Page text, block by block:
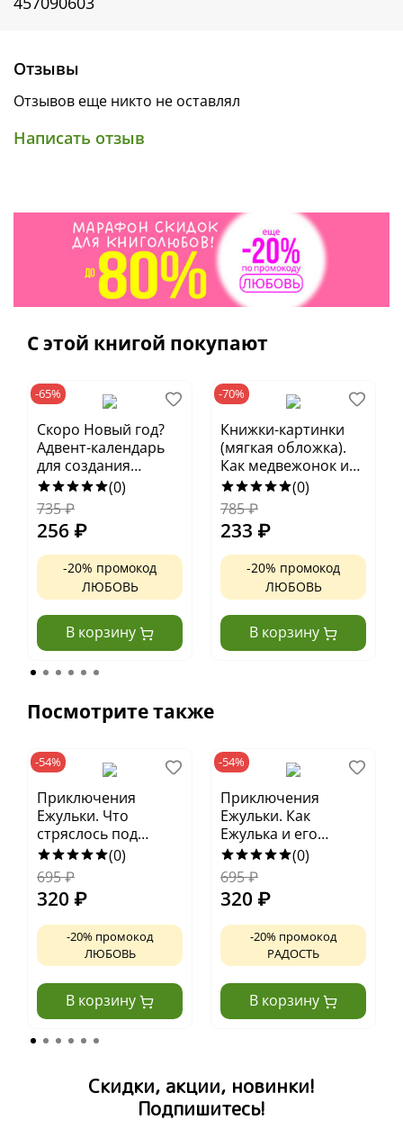
Добрая новогодняя сказка о дружбе и
взаимовыручке
Популярный детский автор Кристина М.
Батлер
Невероятные иллюстрации Тины Макнотон
Перевод Елены Фельдман
Милые герои
История, которую можно обсудить с ребенком
Поможет настроиться на праздничный лад
Замечательный подарок на Новый год и
Рождество
Отзывы
Отзывов еще никто не оставлял
Написать отзыв
С этой книгой покупают
-65%
Скоро Новый год?
Адвент-календарь
для создания
волшебной
атмосферы
(0)
735₽
256 ₽
-20% промокод
ЛЮБОВЬ
В корзину
-70%
Книжки-картинки
(мягкая обложка).
Как медвежонок и
его друзья
научились
мириться
(0)
785₽
233 ₽
-20% промокод
ЛЮБОВЬ
В корзину
Посмотрите также
-54%
Приключения
Ежульки. Что
стряслось под
Новый год?(0)
695₽
320 ₽
-20% промокод
ЛЮБОВЬ
В корзину
-54%
Приключения
Ежульки. Как
Ежулька и его
друзья чуть Новый
год не пропустили
(0)
695₽
320 ₽
-20% промокод
РАДОСТЬ
В корзину
Скидки, акции, новинки!
Подпишитесь!